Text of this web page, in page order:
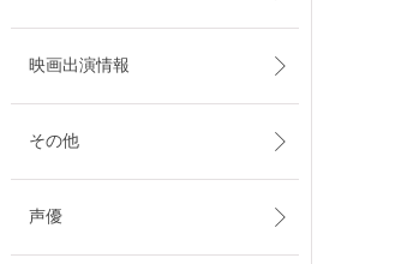
映画出演情報
その他
声優